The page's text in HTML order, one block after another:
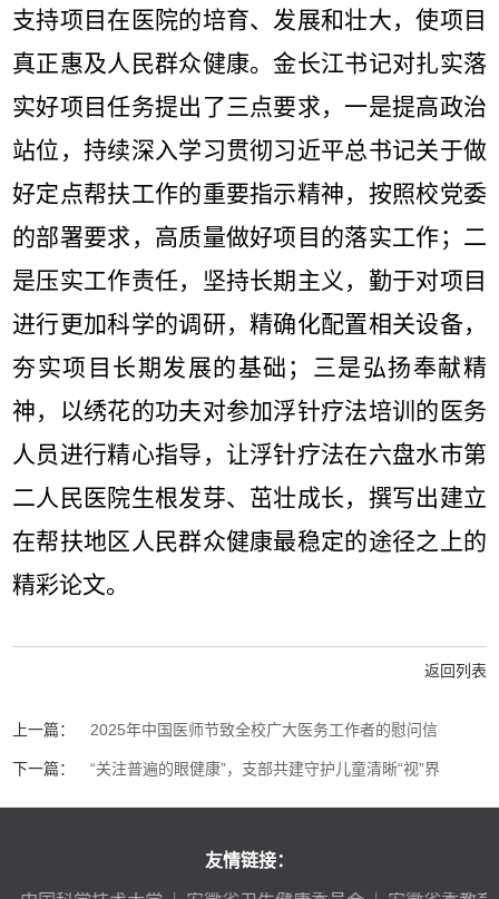
支持项目在医院的培育、发展和壮大，使项目
真正惠及人民群众健康。金长江书记对扎实落
实好项目任务提出了三点要求，一是提高政治
站位，持续深入学习贯彻习近平总书记关于做
好定点帮扶工作的重要指示精神，按照校党委
的部署要求，高质量做好项目的落实工作；二
是压实工作责任，坚持长期主义，勤于对项目
进行更加科学的调研，精确化配置相关设备，
夯实项目长期发展的基础；三是弘扬奉献精
神，以绣花的功夫对参加浮针疗法培训的医务
人员进行精心指导，让浮针疗法在六盘水市第
二人民医院生根发芽、茁壮成长，撰写出建立
在帮扶地区人民群众健康最稳定的途径之上的
精彩论文。
返回列表
上一篇： 2025年中国医师节致全校广大医务工作者的慰问信
下一篇： “关注普遍的眼健康”，支部共建守护儿童清晰“视”界
友情链接：